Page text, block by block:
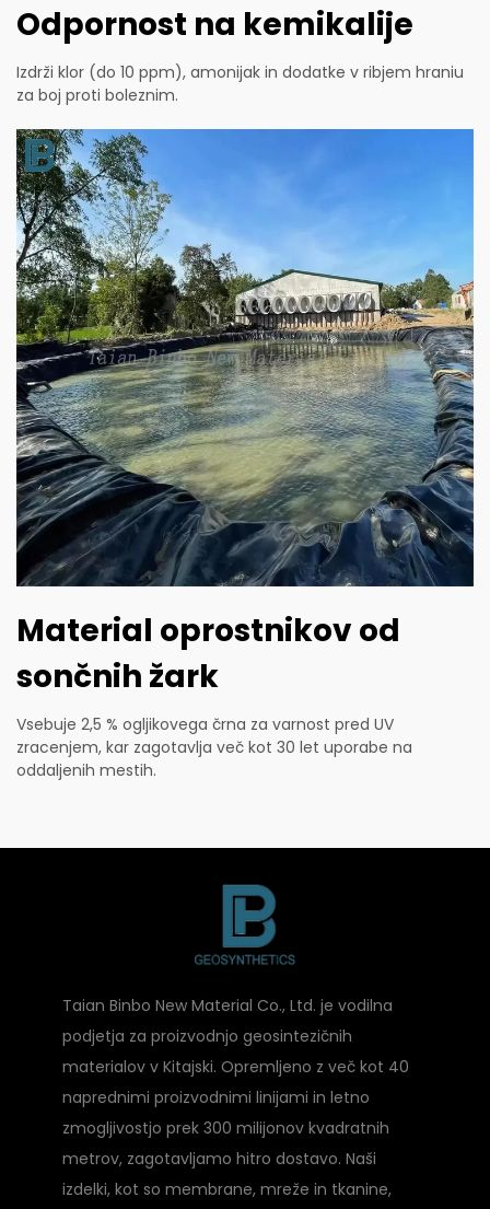
Odpornost na kemikalije
Izdrži klor (do 10 ppm), amonijak in dodatke v ribjem hraniu
za boj proti boleznim.
Material oprostnikov od
sončnih žark
Vsebuje 2,5 % ogljikovega črna za varnost pred UV
zracenjem, kar zagotavlja več kot 30 let uporabe na
oddaljenih mestih.
Taian Binbo New Material Co., Ltd. je vodilna
podjetja za proizvodnjo geosintezičnih
materialov v Kitajski. Opremljeno z več kot 40
naprednimi proizvodnimi linijami in letno
zmogljivostjo prek 300 milijonov kvadratnih
metrov, zagotavljamo hitro dostavo. Naši
izdelki, kot so membrane, mreže in tkanine,